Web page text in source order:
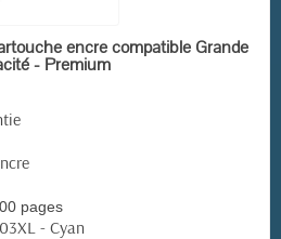
EN STOCKencre compatible Grande
- Premium
pages
- Cyan